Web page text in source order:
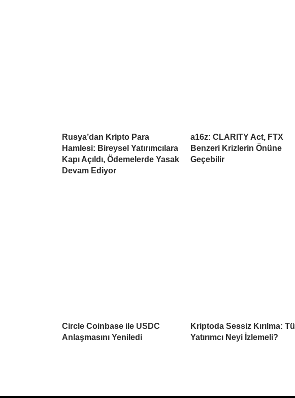
Rusya’dan Kripto Para
Hamlesi: Bireysel Yatırımcılara
Kapı Açıldı, Ödemelerde Yasak
Devam Ediyor
a16z: CLARITY Act, FTX
Benzeri Krizlerin Önüne
Geçebilir
Circle Coinbase ile USDC
Anlaşmasını Yeniledi
Kriptoda Sessiz Kırılma:
Yatırımcı Neyi İzlemeli?